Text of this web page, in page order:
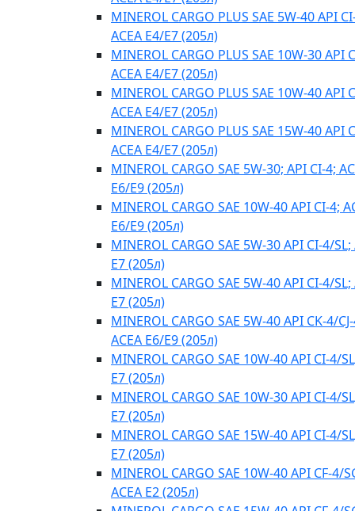
MINEROL CARGO PLUS SAE 5W-40 API
ACEA E4/Е7 (205л)
MINEROL CARGO PLUS SAE 10W-30 API
ACEA E4/Е7 (205л)
MINEROL CARGO PLUS SAE 10W-40 API
ACEA E4/Е7 (205л)
MINEROL CARGO PLUS SAE 15W-40 API
ACEA E4/Е7 (205л)
MINEROL CARGO SAE 5W-30; API CI-4;
E6/E9 (205л)
MINEROL CARGO SAE 10W-40 API CI-4;
E6/E9 (205л)
MINEROL CARGO SAE 5W-30 API CI-4/SL;
E7 (205л)
MINEROL CARGO SAE 5W-40 API CI-4/SL;
E7 (205л)
MINEROL CARGO SAE 5W-40 API CK-4/
ACEA E6/E9 (205л)
MINEROL CARGO SAE 10W-40 API CI-4/
E7 (205л)
MINEROL CARGO SAE 10W-30 API CI-4/
E7 (205л)
MINEROL CARGO SAE 15W-40 API CI-4/
E7 (205л)
MINEROL CARGO SAE 10W-40 API CF-4/
ACEA E2 (205л)